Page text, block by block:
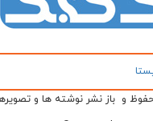
و باز نشر نوشته ها و